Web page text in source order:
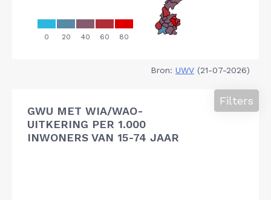
Bron: UWV (21-07-2026)
GWU MET WIA/WAO-
UITKERING PER 1.000
INWONERS VAN 15-74 JAAR
Filters